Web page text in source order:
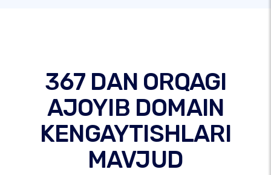
367 DAN ORQAGI
AJOYIB DOMAIN
KENGAYTISHLARI
MAVJUD